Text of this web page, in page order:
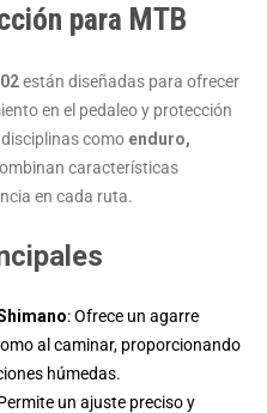
para MTB
están diseñadas para ofrecer
en el pedaleo y protección
como enduro,
características
en cada ruta.
: Ofrece un agarre
al caminar, proporcionando
húmedas.
un ajuste preciso y